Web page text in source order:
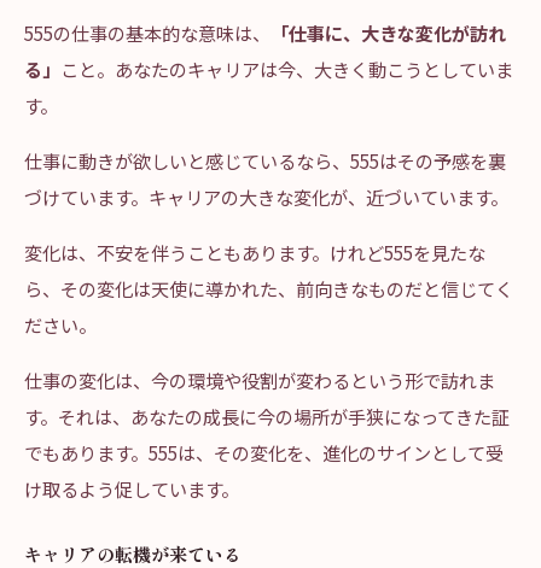
555の仕事の基本的な意味は、
「仕事に、大きな変化が訪れ
る」 こと。あなたのキャリアは今、大きく動こうとしていま
す。
仕事に動きが欲しいと感じているなら、555はその予感を裏
づけています。キャリアの大きな変化が、近づいています。
変化は、不安を伴うこともあります。けれど555を見たな
ら、その変化は天使に導かれた、前向きなものだと信じてく
ださい。
仕事の変化は、今の環境や役割が変わるという形で訪れま
す。それは、あなたの成長に今の場所が手狭になってきた証
でもあります。555は、その変化を、進化のサインとして受
け取るよう促しています。
キャリアの転機が来ている